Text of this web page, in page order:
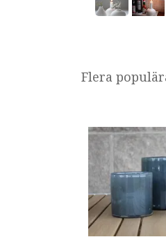
Flera